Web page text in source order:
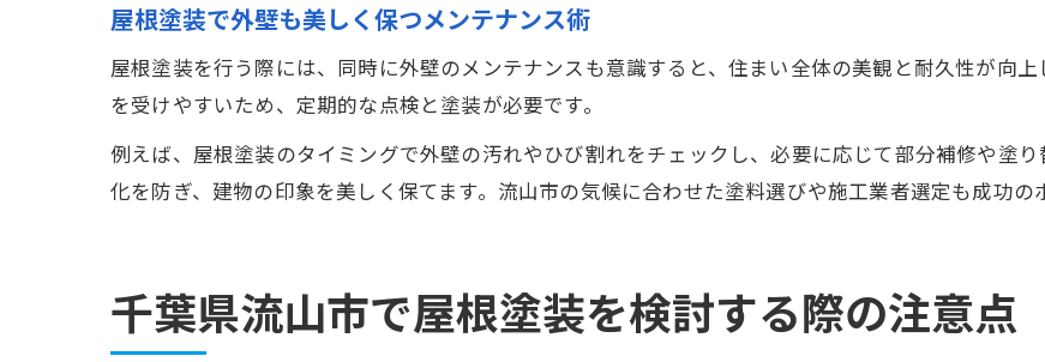
屋根塗装と外壁塗装の同時施工の利点
屋根塗装で外壁も美しく保つメンテナンス術
屋根塗装を行う際には、同時に外壁のメンテナンスも意識すると、住まい全体の美観と耐久性が向
を受けやすいため、定期的な点検と塗装が必要です。
例えば、屋根塗装のタイミングで外壁の汚れやひび割れをチェックし、必要に応じて部分補修や塗
化を防ぎ、建物の印象を美しく保てます。流山市の気候に合わせた塗料選びや施工業者選定も成功の
千葉県流山市で屋根塗装を検討する際の注意点